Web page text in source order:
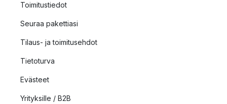
Toimitustiedot
Seuraa pakettiasi
Tilaus- ja toimitusehdot
Tietoturva
Evästeet
Yrityksille / B2B